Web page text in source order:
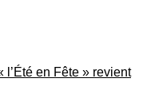
l’Été en Fête » revient